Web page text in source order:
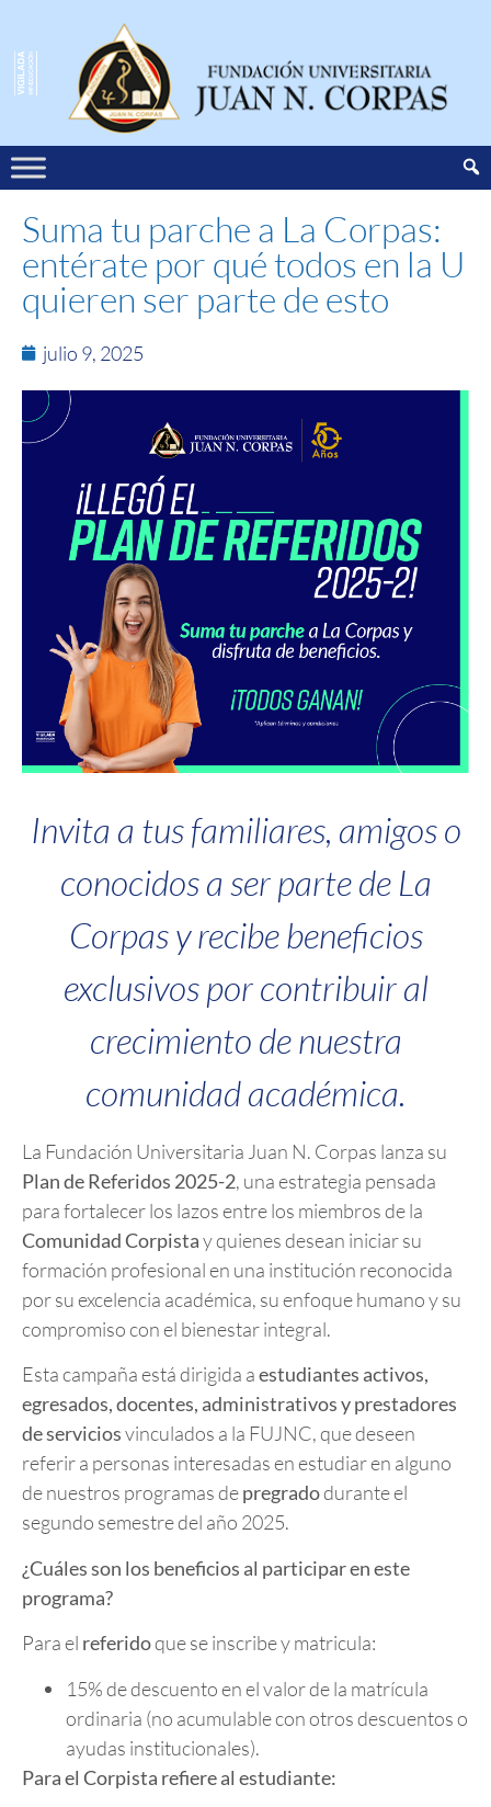
Suma tu parche a La Corpas:
entérate por qué todos en la U
quieren ser parte de esto
julio 9, 2025
Invita a tus familiares, amigos o
conocidos a ser parte de La
Corpas y recibe beneficios
exclusivos por contribuir al
crecimiento de nuestra
comunidad académica.
La Fundación Universitaria Juan N. Corpas lanza su
Plan de Referidos 2025-2, una estrategia pensada
para fortalecer los lazos entre los miembros de la
Comunidad Corpistay quienes desean iniciar su
formación profesional en una institución reconocida
por su excelencia académica, su enfoque humano y su
compromiso con el bienestar integral.
Esta campaña está dirigida aestudiantes activos,
egresados, docentes, administrativos y prestadores
de serviciosvinculados a la FUJNC, que deseen
referir a personas interesadas en estudiar en alguno
de nuestros programas depregradodurante el
segundo semestre del año 2025.
¿Cuáles son los beneficios al participar en este
programa?
Para el referidoque se inscribe y matricula:
15% de descuento en el valor de la matrícula
ordinaria (no acumulable con otros descuentos o
ayudas institucionales).
Para el Corpista refiere al estudiante: